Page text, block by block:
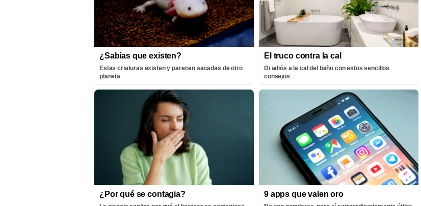
¿Sabías que existen?
Estas criaturas existen y parecen sacadas de otro
planeta
El truco contra la cal
Di adiós a la cal del baño con estos sencillos
consejos
¿Por qué se contagia? 9 apps que valen oro